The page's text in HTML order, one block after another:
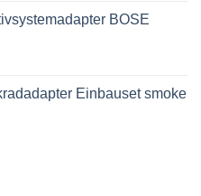
BOSE
Einbauset smoke